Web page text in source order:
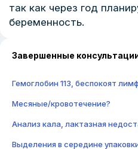
так как через год
беременность.
Завершенные
Гемоглобин 113, беспокоят
Месяные/кровотечение?
Анализ кала, лактазная
Выделения в середине